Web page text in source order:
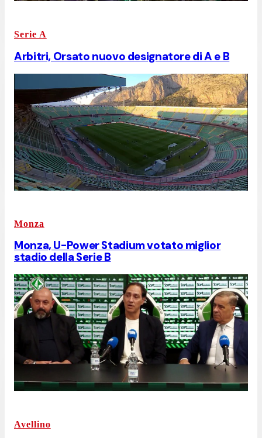
Serie A
Arbitri, Orsato nuovo designatore di A e B
Monza
Monza, U-Power Stadium votato miglior
stadio della Serie B
Avellino